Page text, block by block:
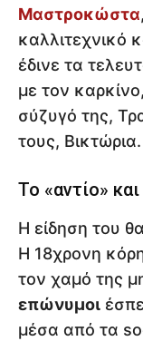
Μαστροκώστα
καλλιτεχνικό
έδινε τα
με τον
σύζυγό της,
τους, Βικτώρια.
Το «αντίο»
Η είδηση του
Η 18χρονη
τον χαμό της
επώνυμοι
μέσα από τα